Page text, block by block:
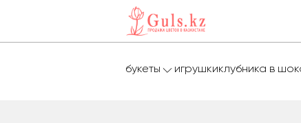
букеты игрушкиклубника в